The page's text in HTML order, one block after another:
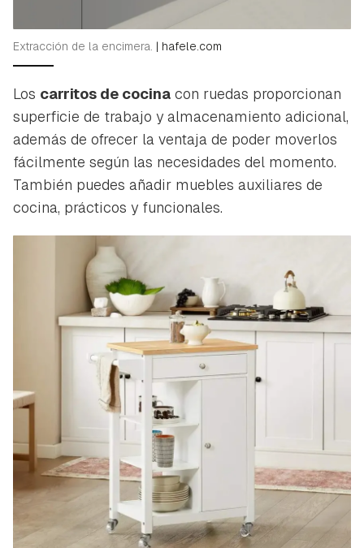
Extracción de la encimera. | hafele.com
Los carritos de cocina con ruedas proporcionan
superficie de trabajo y almacenamiento adicional,
además de ofrecer la ventaja de poder moverlos
fácilmente según las necesidades del momento.
También puedes añadir muebles auxiliares de
cocina, prácticos y funcionales.